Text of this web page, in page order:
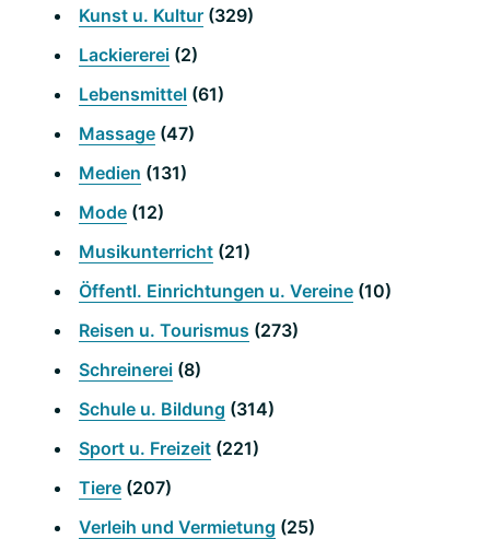
Kunst u. Kultur (329)
Lackiererei (2)
Lebensmittel (61)
Massage (47)
Medien (131)
Mode (12)
Musikunterricht (21)
Öffentl. Einrichtungen u. Vereine (10)
Reisen u. Tourismus (273)
Schreinerei (8)
Schule u. Bildung (314)
Sport u. Freizeit (221)
Tiere (207)
Verleih und Vermietung (25)